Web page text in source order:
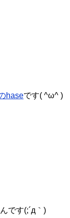
haseです( ^ω^ )
です(;´д｀)